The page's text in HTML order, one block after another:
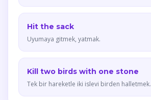
Hit the sack
Uyumaya gitmek, yatmak.
Kill two birds with one stone
Tek bir hareketle iki islevi birden halletmek.